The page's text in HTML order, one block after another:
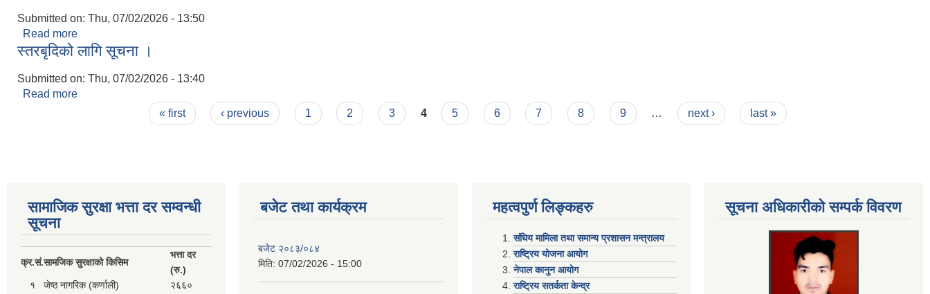
Submitted on: Thu, 07/02/2026 - 13:50
Read more
स्तरबृदिको लागि सूचना ।
Submitted on: Thu, 07/02/2026 - 13:40
Read more
« first ‹ previous 1 2 3 4 5 6 7 8 9 … next › last »
सामाजिक सुरक्षा भत्ता दर सम्वन्धी
सूचना
क्र.सं.सामजिक सुरक्षाको किसिम
भत्ता दर
(रु.)
१
जेष्ठ नागरिक (कर्णाली)
२६६०
बजेट तथा कार्यक्रम
बजेट २०८३/०८४
मिति: 07/02/2026 - 15:00
महत्वपुर्ण लिङ्कहरु
संघिय मामिला तथा समान्य प्रशासन मन्त्रालय
राष्ट्रिय योजना आयोग
नेपाल कानुन आयोग
राष्ट्रिय सतर्कता केन्द्र
सूचना अधिकारीकाे सम्पर्क विवरण